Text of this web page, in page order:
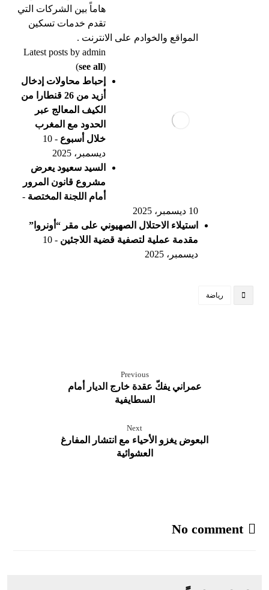
هاماً بين الشركات التي
تقدم خدمات تسكين
المواقع والخوادم على الانترنت .
Latest posts by admin
(see all)
إحباط محاولات إدخال
أزيد من 26 قنطارا من
الكيف المعالج عبر
الحدود مع المغرب
خلال أسبوع
- 10
ديسمبر، 2025
السيد سعيود يعرض
مشروع قانون المرور
أمام اللجنة المختصة -
10 ديسمبر، 2025
استيلاء الاحتلال الصهيوني على مقر “أونروا”
مقدمة عملية لتصفية قضية اللاجئين
- 10
ديسمبر، 2025
رياضة
Previous
عمراني يفكّ عقدة خارج الديار أمام
السطايفية
Next
البعوض يغزو الأحياء مع انتشار المفارغ
العشوائية
No comment